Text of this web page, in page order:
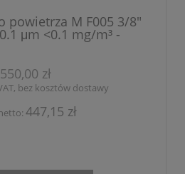
powietrza M F005 3/8"
μm <0.1 mg/m³ -
dokładny
550,00 zł
bez kosztów dostawy
447,15 zł